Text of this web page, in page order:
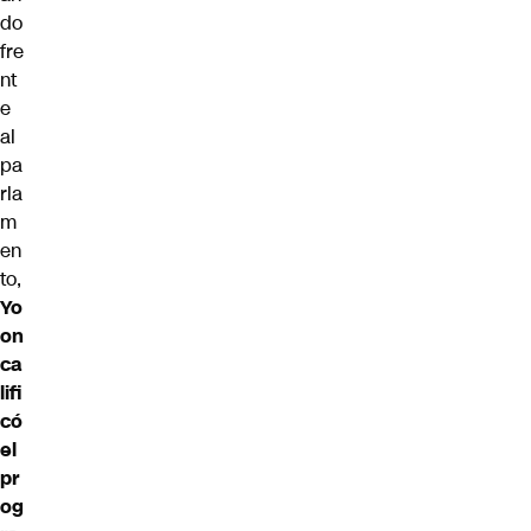
do
fre
nt
e
al
pa
rla
m
en
to,
Yo
on
ca
lifi
có
el
pr
og